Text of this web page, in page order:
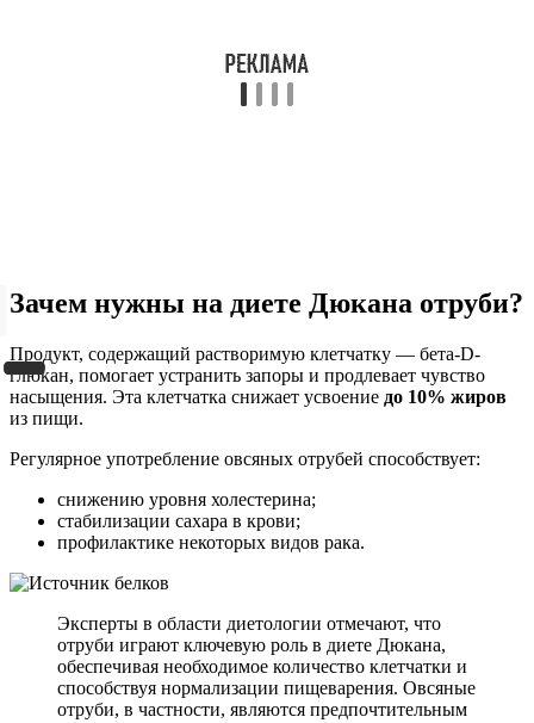
Зачем нужны на диете Дюкана отруби?
Продукт, содержащий растворимую клетчатку — бета-D-
глюкан, помогает устранить запоры и продлевает чувство
насыщения. Эта клетчатка снижает усвоение до 10% жиров
из пищи.
Регулярное употребление овсяных отрубей способствует:
снижению уровня холестерина;
стабилизации сахара в крови;
профилактике некоторых видов рака.
Эксперты в области диетологии отмечают, что
отруби играют ключевую роль в диете Дюкана,
обеспечивая необходимое количество клетчатки и
способствуя нормализации пищеварения. Овсяные
отруби, в частности, являются предпочтительным